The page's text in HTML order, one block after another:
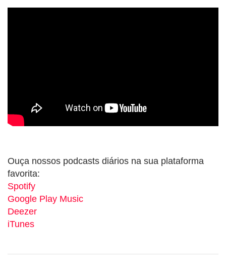
Ouça nossos podcasts diários na sua plataforma
favorita:
Spotify
Google Play Music
Deezer
iTunes